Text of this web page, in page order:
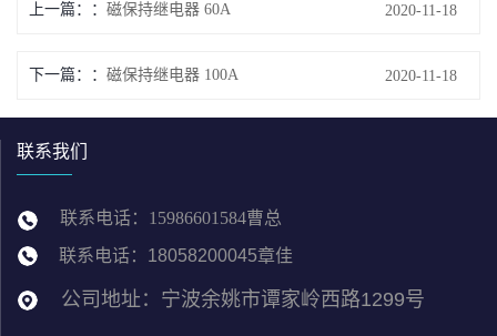
上一篇： 磁保持继电器 60A 2020-11-18
下一篇： 磁保持继电器 100A 2020-11-18
联系我们
联系电话： 15986601584曹总
联系电话： 18058200045章佳
公司地址： 宁波余姚市谭家岭西路1299号